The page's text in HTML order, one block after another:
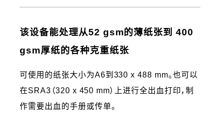
该设备能处理从52 gsm的薄纸张到 400
gsm厚纸的各种克重纸张
可使用的纸张大小为A6到330 x 488 mm。也可以
在SRA3（320 x 450 mm）上进行全出血打印，制
作需要出血的手册或传单。